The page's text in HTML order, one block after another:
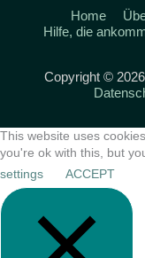
Home
Hilfe, die
Copyright ©
This website uses
you're ok with this, but
settings
ACCEPT